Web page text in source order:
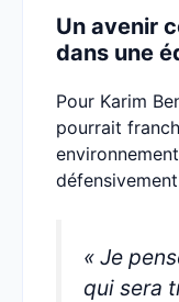
Un avenir
dans une
Pour Karim
pourrait
« Je
qui sera